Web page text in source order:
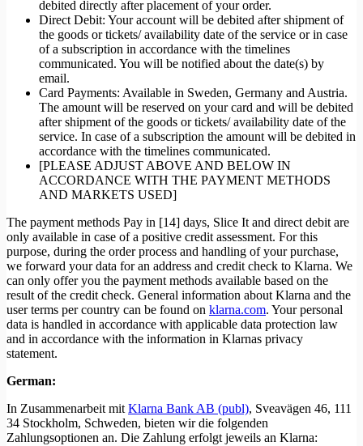
debited directly after placement of your order.
Direct Debit: Your account will be debited after shipment of
the goods or tickets/ availability date of the service ​or in case
of a subscription in accordance with the timelines
communicate​d. You will be notified about the date(s) by
email.
Card Payments: Available in Sweden, Germany and Austria.
The amount will be reserved on your card and will be debited
after shipment of the goods or tickets/ availability date of the
service. In case of a subscription the amount will be debited in
accordance with the timelines communicated.
[PLEASE ADJUST ABOVE AND BELOW IN
ACCORDANCE WITH THE PAYMENT METHODS
AND MARKETS USED]
The payment methods Pay in [14] days, Slice It and direct debit are
only available in case of a positive credit assessment. For this
purpose, during the order process and handling of your purchase,
we forward your data for an address and credit check to Klarna. We
can only offer you the payment methods available based on the
result of the credit check. General information about Klarna and the
user terms per country can be found on klarna.com. Your personal
data is handled in accordance with applicable data protection law
and in accordance with the information in Klarnas privacy
statement.
German:
In Zusammenarbeit mit Klarna Bank AB (publ), Sveavägen 46, 111
34 Stockholm, Schweden, bieten wir die folgenden
Zahlungsoptionen an. Die Zahlung erfolgt jeweils an Klarna: